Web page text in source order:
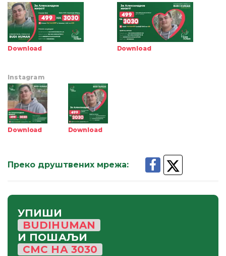
Download Download
Instagram
Download Download
Преко друштвених мрежа:
УПИШИ
BUDIHUMAN
И ПОШАЉИ
СМС НА3030